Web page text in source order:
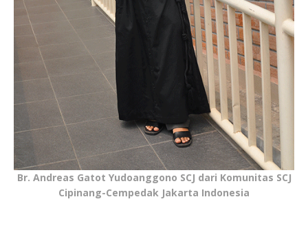
Br. Andreas Gatot Yudoanggono SCJ dari Komunitas SCJ
Cipinang-Cempedak Jakarta Indonesia